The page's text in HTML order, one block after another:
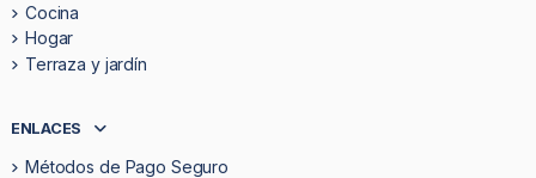
Cocina
Hogar
Terraza y jardín
ENLACES
Métodos de Pago Seguro